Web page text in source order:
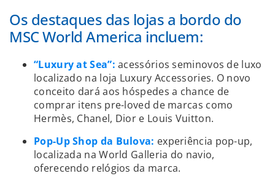
Os destaques das lojas a bordo do
MSC World America incluem:
“Luxury at Sea”:acessórios seminovos de luxo
localizado na loja Luxury Accessories. O novo
conceito dará aos hóspedes a chance de
comprar itens pre-loved de marcas como
Hermès, Chanel, Dior e Louis Vuitton.
Pop-Up Shop da Bulova: experiência pop-up,
localizada na World Galleria do navio,
oferecendo relógios da marca.